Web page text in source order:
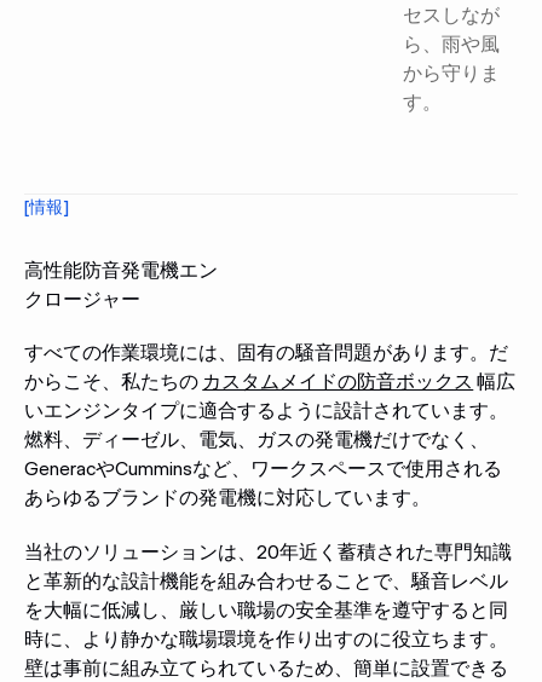
セスしなが
ら、雨や風
から守りま
す。
[情報]
高性能防音発電機エン
クロージャー
すべての作業環境には、固有の騒音問題があります。だ
からこそ、私たちの カスタムメイドの防音ボックス 幅広
いエンジンタイプに適合するように設計されています。
燃料、ディーゼル、電気、ガスの発電機だけでなく、
GeneracやCumminsなど、ワークスペースで使用される
あらゆるブランドの発電機に対応しています。
当社のソリューションは、20年近く蓄積された専門知識
と革新的な設計機能を組み合わせることで、騒音レベル
を大幅に低減し、厳しい職場の安全基準を遵守すると同
時に、より静かな職場環境を作り出すのに役立ちます。
壁は事前に組み立てられているため、簡単に設置できる